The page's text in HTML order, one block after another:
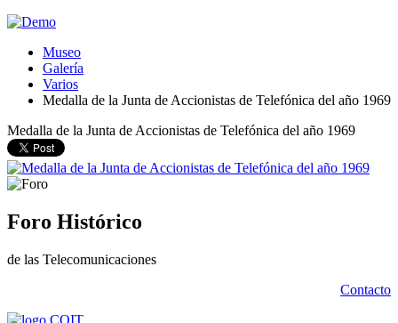
Museo
Galería
Varios
Medalla de la Junta de Accionistas de Telefónica del año 1969
Medalla de la Junta de Accionistas de Telefónica del año 1969
Foro Histórico
de las Telecomunicaciones
Contacto